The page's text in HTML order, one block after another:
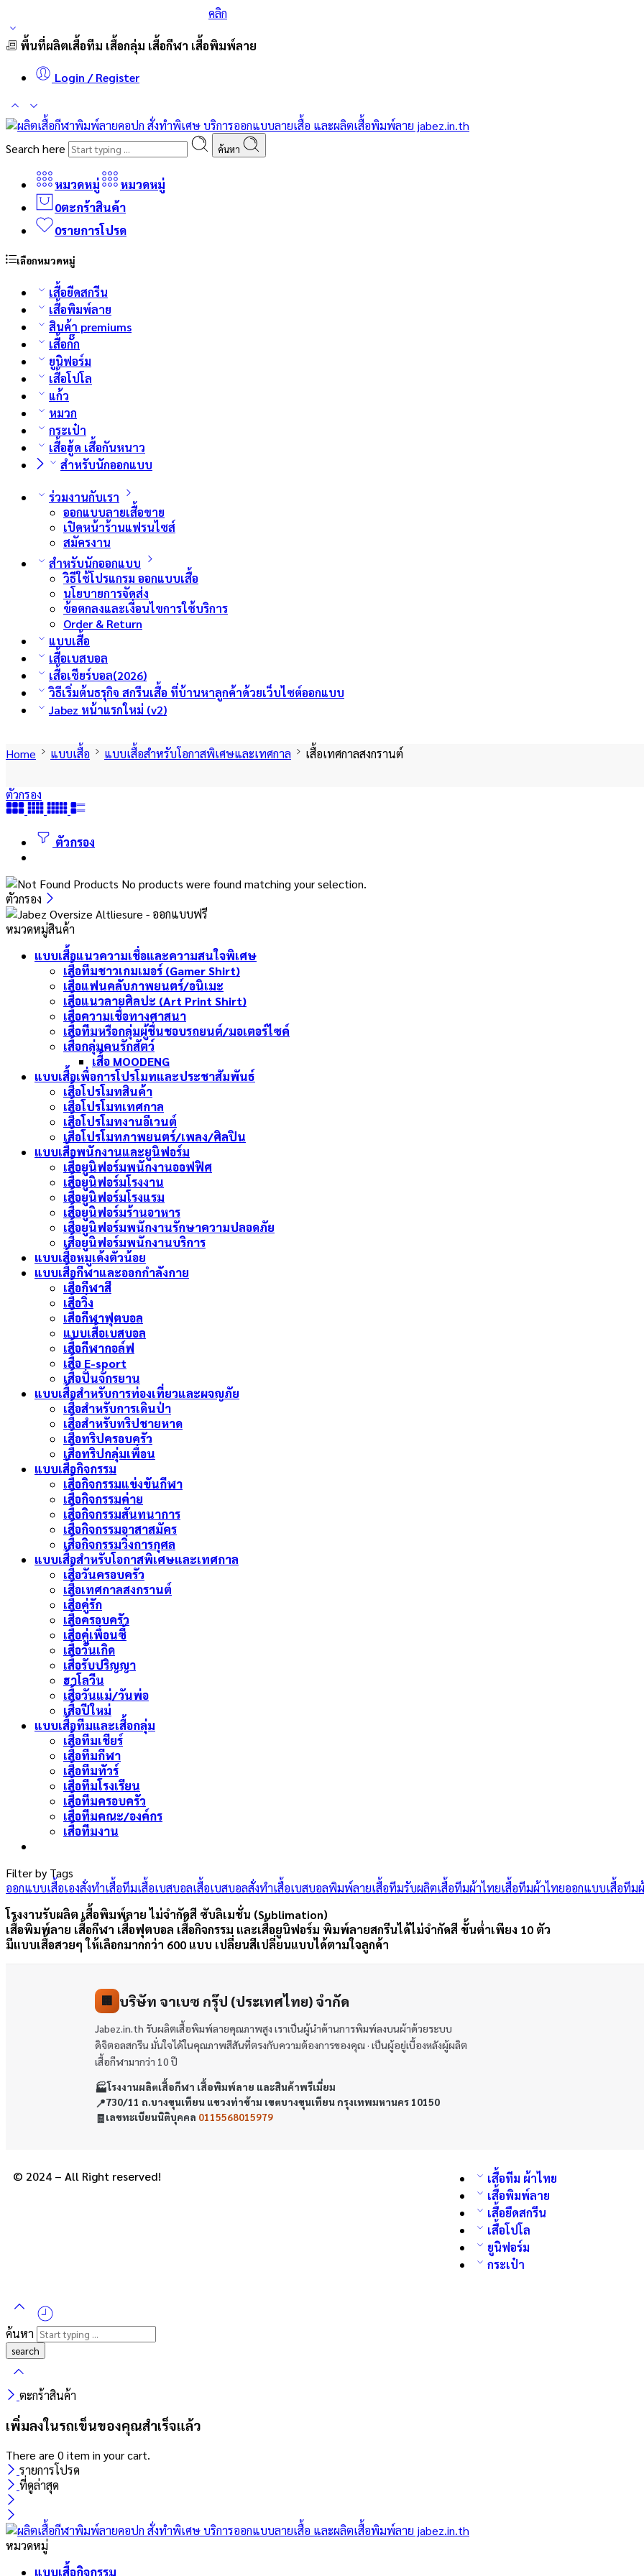
คลิก
พื้นที่ผลิตเสื้อทีม เสื้อกลุ่ม เสื้อกีฬา เสื้อพิมพ์ลาย
Login / Register
Search here ค้นหา
หมวดหมู่
หมวดหมู่
0ตะกร้าสินค้า
0รายการโปรด
เลือกหมวดหมู่
เสื้อยืดสกรีน
เสื้อพิมพ์ลาย
สินค้า premiums
เสื้อกั๊ก
ยูนิฟอร์ม
เสื้อโปโล
แก้ว
หมวก
กระเป๋า
เสื้อฮู้ด เสื้อกันหนาว
สำหรับนักออกแบบ
ร่วมงานกับเรา
ออกแบบลายเสื้อขาย
เปิดหน้าร้านแฟรนไซส์
สมัครงาน
สำหรับนักออกแบบ
วิธีใช้โปรแกรม ออกแบบเสื้อ
นโยบายการจัดส่ง
ข้อตกลงและเงื่อนไขการใช้บริการ
Order & Return
แบบเสื้อ
เสื้อเบสบอล
เสื้อเชียร์บอล(2026)
วิธีเริ่มต้นธรุกิจ สกรีนเสื้อ ที่บ้านหาลูกค้าด้วยเว็บไซต์ออกแบบ
Jabez หน้าแรกใหม่ (v2)
Home แบบเสื้อ แบบเสื้อสำหรับโอกาสพิเศษและเทศกาล เสื้อเทศกาลสงกรานต์
ตัวกรอง
ตัวกรอง
No products were found matching your selection.
ตัวกรอง
หมวดหมู่สินค้า
แบบเสื้อแนวความเชื่อและความสนใจพิเศษ
เสื้อทีมชาวเกมเมอร์ (Gamer Shirt)
เสื้อแฟนคลับภาพยนตร์/อนิเมะ
เสื้อแนวลายศิลปะ (Art Print Shirt)
เสื้อความเชื่อทางศาสนา
เสื้อทีมหรือกลุ่มผู้ชื่นชอบรถยนต์/มอเตอร์ไซค์
เสื้อกลุ่มคนรักสัตว์
เสื้อ MOODENG
แบบเสื้อเพื่อการโปรโมทและประชาสัมพันธ์
เสื้อโปรโมทสินค้า
เสื้อโปรโมทเทศกาล
เสื้อโปรโมทงานอีเวนต์
เสื้อโปรโมทภาพยนตร์/เพลง/ศิลปิน
แบบเสื้อพนักงานและยูนิฟอร์ม
เสื้อยูนิฟอร์มพนักงานออฟฟิศ
เสื้อยูนิฟอร์มโรงงาน
เสื้อยูนิฟอร์มโรงแรม
เสื้อยูนิฟอร์มร้านอาหาร
เสื้อยูนิฟอร์มพนักงานรักษาความปลอดภัย
เสื้อยูนิฟอร์มพนักงานบริการ
แบบเสื้อหมูเด้งตัวน้อย
แบบเสื้อกีฬาและออกกำลังกาย
เสื้อกีฬาสี
เสื้อวิ่ง
เสื้อกีฬาฟุตบอล
แบบเสื้อเบสบอล
เสื้อกีฬากอล์ฟ
เสื้อ E-sport
เสื้อปั่นจักรยาน
แบบเสื้อสำหรับการท่องเที่ยวและผจญภัย
เสื้อสำหรับการเดินป่า
เสื้อสำหรับทริปชายหาด
เสื้อทริปครอบครัว
เสื้อทริปกลุ่มเพื่อน
แบบเสื้อกิจกรรม
เสื้อกิจกรรมแข่งขันกีฬา
เสื้อกิจกรรมค่าย
เสื้อกิจกรรมสันทนาการ
เสื้อกิจกรรมอาสาสมัคร
เสื้อกิจกรรมวิ่งการกุศล
แบบเสื้อสำหรับโอกาสพิเศษและเทศกาล
เสื้อวันครอบครัว
เสื้อเทศกาลสงกรานต์
เสื้อคู่รัก
เสื้อครอบครัว
เสื้อคู่เพื่อนซี้
เสื้อวันเกิด
เสื้อรับปริญญา
ฮาโลวีน
เสื้อวันแม่/วันพ่อ
เสื้อปีใหม่
แบบเสื้อทีมและเสื้อกลุ่ม
เสื้อทีมเชียร์
เสื้อทีมกีฬา
เสื้อทีมทัวร์
เสื้อทีมโรงเรียน
เสื้อทีมครอบครัว
เสื้อทีมคณะ/องค์กร
เสื้อทีมงาน
Filter by Tags
ออกแบบเสื้อเองสั่งทำเสื้อทีมเสื้อเบสบอลเสื้อเบสบอลสั่งทำเสื้อเบสบอลพิมพ์ลายเสื้อทีมรับผลิตเสื้อทีมผ้าไทยเสื้อทีมผ้าไทยออกแบบเสื้อทีม
โรงงานรับผลิต เสื้อพิมพ์ลาย ไม่จำกัดสี ซับลิเมชั่น (Sublimation)
เสื้อพิมพ์ลาย เสื้อกีฬา เสื้อฟุตบอล เสื้อกิจกรรม และเสื้อยูนิฟอร์ม พิมพ์ลายสกรีนได้ไม่จำกัดสี ขั้นต่ำเพียง 10 ตัว
มีแบบเสื้อสวยๆ ให้เลือกมากกว่า 600 แบบ เปลี่ยนสีเปลี่ยนแบบได้ตามใจลูกค้า
🏢 บริษัท จาเบซ กรุ๊ป (ประเทศไทย) จำกัด
Jabez.in.th รับผลิตเสื้อพิมพ์ลายคุณภาพสูง เราเป็นผู้นำด้านการพิมพ์ลงบนผ้าด้วยระบบ
ดิจิตอลสกรีน มั่นใจได้ในคุณภาพสีสันที่ตรงกับความต้องการของคุณ · เป็นผู้อยู่เบื้องหลังผู้ผลิต
เสื้อกีฬามากว่า 10 ปี
🏭โรงงานผลิตเสื้อกีฬา เสื้อพิมพ์ลาย และสินค้าพรีเมี่ยม
📍730/11 ถ.บางขุนเทียน แขวงท่าข้าม เขตบางขุนเทียน กรุงเทพมหานคร 10150
🧾เลขทะเบียนนิติบุคคล 0115568015979
© 2024 – All Right reserved!
เสื้อทีม ผ้าไทย
เสื้อพิมพ์ลาย
เสื้อยืดสกรีน
เสื้อโปโล
ยูนิฟอร์ม
กระเป๋า
ค้นหา
ตะกร้าสินค้า
เพิ่มลงในรถเข็นของคุณสำเร็จแล้ว
There are 0 item in your cart.
รายการโปรด
ที่ดูล่าสุด
หมวดหมู่
แบบเสื้อกิจกรรม